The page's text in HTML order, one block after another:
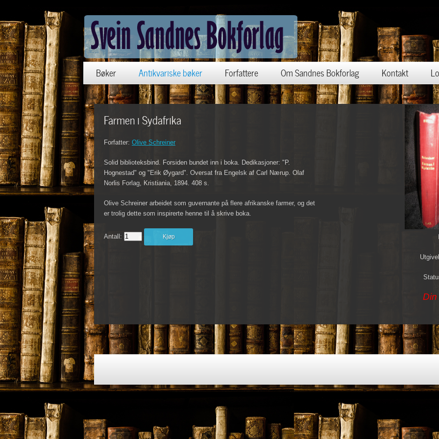
Bøker Antikvariske bøker Forfattere Om Sandnes Bokforlag Kontakt
Din
Farmen i Sydafrika
Forfatter: Olive Schreiner
Solid biblioteksbind. Forsiden bundet inn i boka. Dedikasjoner: "P.
Hognestad" og "Erik Øygard". Oversat fra Engelsk af Carl Nærup. Olaf
Norlis Forlag, Kristiania, 1894. 408 s.
Olive Schreiner arbeidet som guvernante på flere afrikanske farmer, og det
er trolig dette som inspirerte henne til å skrive boka.
Antall: Kjøp